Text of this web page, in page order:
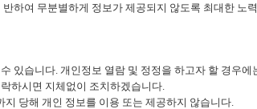
하여 무분별하게 정보가 제공되지 않도록 최대한 노
있습니다. 개인정보 열람 및 정정을 하고자 할 경우
하시면 지체없이 조치하겠습니다.
지 당해 개인 정보를 이용 또는 제공하지 않습니다.